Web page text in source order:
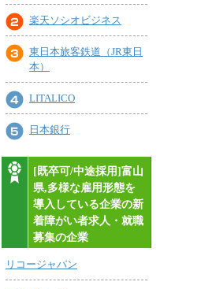
楽天ソシオビジネス
東日本旅客鉄道（JR東日
本）
LITALICO
日本銀行
[既卒可/中途採用]富山
県,多様な雇用形態を
導入している企業の新
着障がい者求人・就職
募集の企業
リコージャパン